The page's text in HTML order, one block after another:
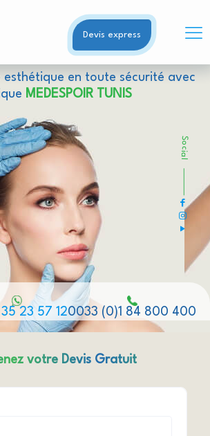
Devis express
en toute sécurité avec
MEDESPOIR TUNIS
23 57 120033 (0)1 84 800 400
Social
votre Devis Gratuit